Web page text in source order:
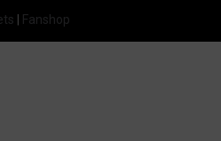
Fanshop